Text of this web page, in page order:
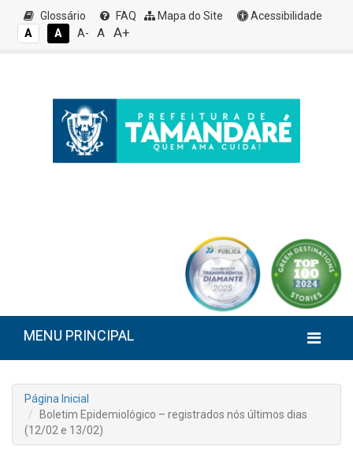
Glossário FAQ Mapa do Site
Acessibilidade
A
A A- A A+
MENU PRINCIPAL
Página Inicial
Boletim Epidemiológico – registrados nós últimos dias
(12/02 e 13/02)